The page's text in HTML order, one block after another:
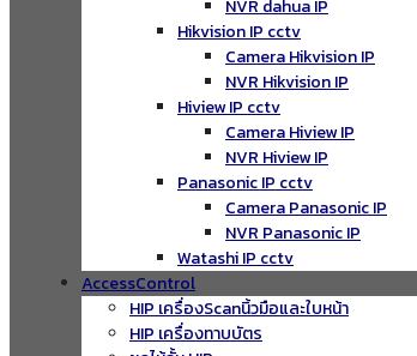
NVR dahua IP
Hikvision IP cctv
Camera Hikvision IP
NVR Hikvision IP
Hiview IP cctv
Camera Hiview IP
NVR Hiview IP
Panasonic IP cctv
Camera Panasonic IP
NVR Panasonic IP
Watashi IP cctv
AccessControl
HIP เครื่องScanนิ้วมือและใบหน้า
HIP เครื่องทาบบัตร